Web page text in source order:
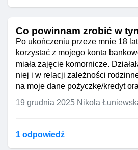
Co powinnam zrobić w
Po ukończeniu przeze mnie 18
korzystać z mojego konta
miała zajęcie komornicze.
niej i w relacji zależności
na moje dane pożyczkę/kredyt
19 grudnia 2025 Nikola
1 odpowiedź